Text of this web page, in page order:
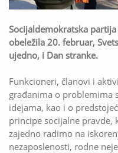
Socijaldemokratska
obeležila 20. februar,
ujedno, i Dan stranke.
Funkcioneri, članovi i
građanima o problemima
idejama, kao i o
principe socijalne pravde,
zajedno radimo na
nezaposlenosti, rodne